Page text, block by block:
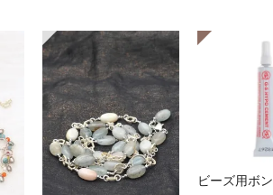
ビーズ用ボ